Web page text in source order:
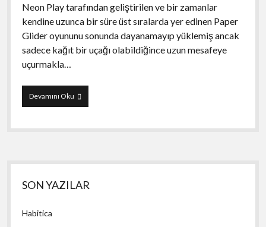
Neon Play tarafından geliştirilen ve bir zamanlar
kendine uzunca bir süre üst sıralarda yer edinen Paper
Glider oyununu sonunda dayanamayıp yüklemiş ancak
sadece kağıt bir uçağı olabildiğince uzun mesafeye
uçurmakla…
Devamını OkuPaper
Glider
Gnomes
Yan
Menü
SON YAZILAR
Habitica